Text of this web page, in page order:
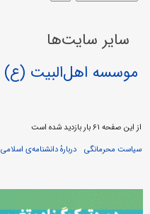
سایر سایت‌ها
موسسه اهل‌البیت (ع)
از این صفحه ۶۱ بار بازدید شده است
سیاست محرمانگی
دربارهٔ دانشنامه‌ی اسلامی